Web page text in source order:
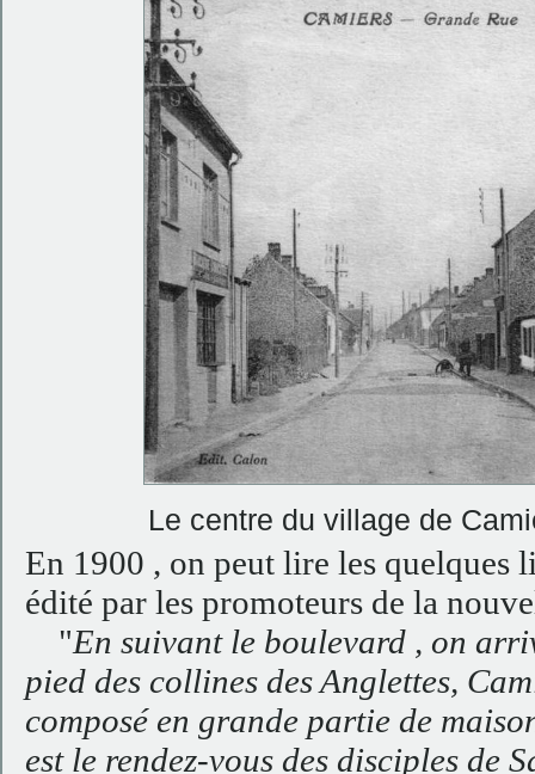
Le centre du village de
En 1900 , on peut lire les quelques
édité par les promoteurs de la
"En suivant le boulevard , on
pied des collines des Anglettes,
composé en grande partie de
est le rendez-vous des disciples de